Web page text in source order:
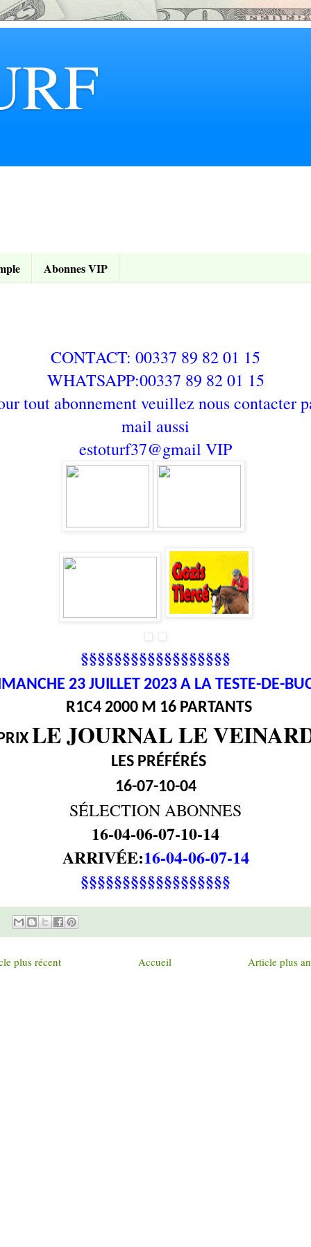
Abonnes VIP
CONTACT: 00337 89 82 01 15
WHATSAPP:00337 89 82 01 15
tout abonnement veuillez nous contacter
mail aussi
estoturf37@gmail VIP
§§§§§§§§§§§§§§§§§§
23 JUILLET 2023 A LA TESTE-DE-
R1C4 2000 M 16 PARTANTS
LE JOURNAL LE
LES PRÉFÉRÉS
16-07-10-04
SÉLECTION ABONNES
16-04-06-07-10-14
ARRIVÉE:16-04-06-07-14
§§§§§§§§§§§§§§§§§§
plus récent Article plus
Accueil